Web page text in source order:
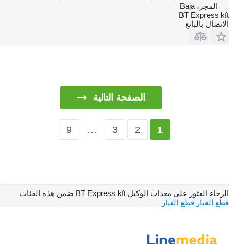
المجر، Baja
BT Express kft
الاتصال بالبائع
الصفحة التالية
1
2
3
…
9
الرجاء العثور على معدات الوكيل BT Express kft ضمن هذه الفئات
قطع الغيار قطع الغيار